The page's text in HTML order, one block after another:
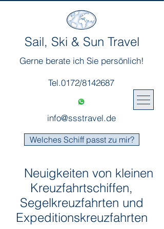
Sail, Ski & Sun Travel
Gerne berate ich Sie persönlich!
Tel.0172/8142687
info@ssstravel.de
Welches Schiff passt zu mir?
Neuigkeiten von kleinen
Kreuzfahrtschiffen,
Segelkreuzfahrten und
Expeditionskreuzfahrten